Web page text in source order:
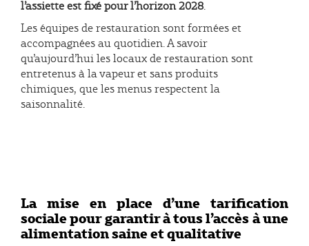
l’assiette est fixé pour l’horizon 2028.
Les équipes de restauration sont formées et
accompagnées au quotidien. A savoir
qu’aujourd’hui les locaux de restauration sont
entretenus à la vapeur et sans produits
chimiques, que les menus respectent la
saisonnalité.
La mise en place d’une tarification
sociale pour garantir à tous l’accès à une
alimentation saine et qualitative